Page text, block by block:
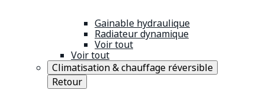
Gainable hydraulique
Radiateur dynamique
Voir tout
Voir tout
Climatisation & chauffage réversible
Retour